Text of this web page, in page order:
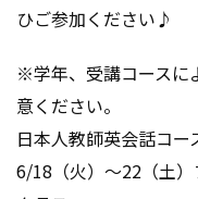
ひご参加ください♪
※学年、受講コースに
意ください。
日本人教師英会話コ
6/18（火）～22（土